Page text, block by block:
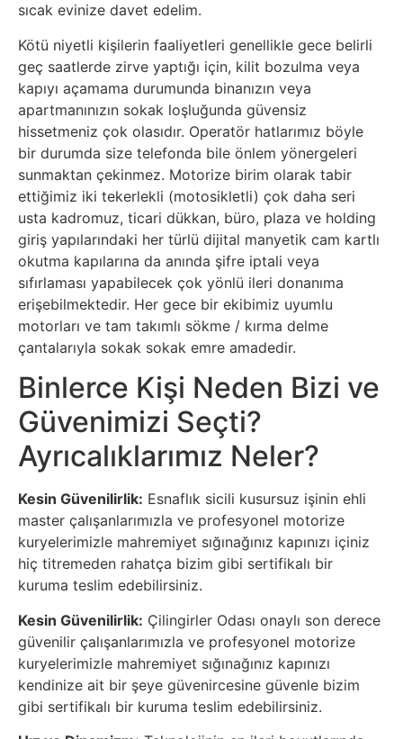
sıcak evinize davet edelim.
Kötü niyetli kişilerin faaliyetleri genellikle gece belirli
geç saatlerde zirve yaptığı için, kilit bozulma veya
kapıyı açamama durumunda binanızın veya
apartmanınızın sokak loşluğunda güvensiz
hissetmeniz çok olasıdır. Operatör hatlarımız böyle
bir durumda size telefonda bile önlem yönergeleri
sunmaktan çekinmez. Motorize birim olarak tabir
ettiğimiz iki tekerlekli (motosikletli) çok daha seri
usta kadromuz, ticari dükkan, büro, plaza ve holding
giriş yapılarındaki her türlü dijital manyetik cam kartlı
okutma kapılarına da anında şifre iptali veya
sıfırlaması yapabilecek çok yönlü ileri donanıma
erişebilmektedir. Her gece bir ekibimiz uyumlu
motorları ve tam takımlı sökme / kırma delme
çantalarıyla sokak sokak emre amadedir.
Binlerce Kişi Neden Bizi ve
Güvenimizi Seçti?
Ayrıcalıklarımız Neler?
Kesin Güvenilirlik: Esnaflık sicili kusursuz işinin ehli
master çalışanlarımızla ve profesyonel motorize
kuryelerimizle mahremiyet sığınağınız kapınızı içiniz
hiç titremeden rahatça bizim gibi sertifikalı bir
kuruma teslim edebilirsiniz.
Kesin Güvenilirlik: Çilingirler Odası onaylı son derece
güvenilir çalışanlarımızla ve profesyonel motorize
kuryelerimizle mahremiyet sığınağınız kapınızı
kendinize ait bir şeye güvenircesine güvenle bizim
gibi sertifikalı bir kuruma teslim edebilirsiniz.